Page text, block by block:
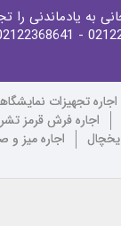
به یادماندنی را
- 02122368641
اجاره تجهیزات
اجاره فرش قرمز
یخچال اجاره میز و